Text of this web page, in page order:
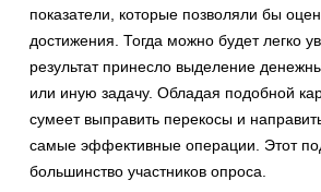
показатели, которые позволяли бы
достижения. Тогда можно будет легко
результат принесло выделение
или иную задачу. Обладая подобной
сумеет выправить перекосы и
самые эффективные операции. Этот
большинство участников опроса.